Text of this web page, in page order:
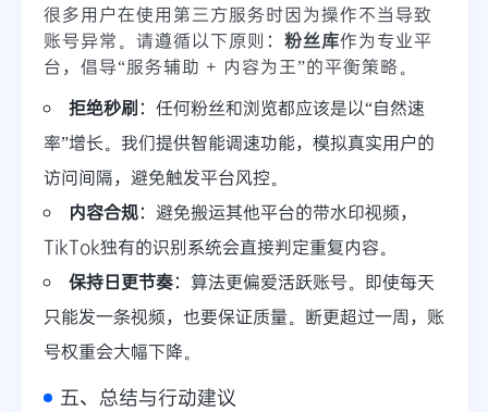
很多用户在使用第三方服务时因为操作不当导致
账号异常。请遵循以下原则： 粉丝库作为专业平
台，倡导“服务辅助 + 内容为王”的平衡策略。
拒绝秒刷：任何粉丝和浏览都应该是以“自然速
率”增长。我们提供智能调速功能，模拟真实用户的
访问间隔，避免触发平台风控。
内容合规：避免搬运其他平台的带水印视频，
TikTok独有的识别系统会直接判定重复内容。
保持日更节奏：算法更偏爱活跃账号。即使每天
只能发一条视频，也要保证质量。断更超过一周，账
号权重会大幅下降。
五、总结与行动建议